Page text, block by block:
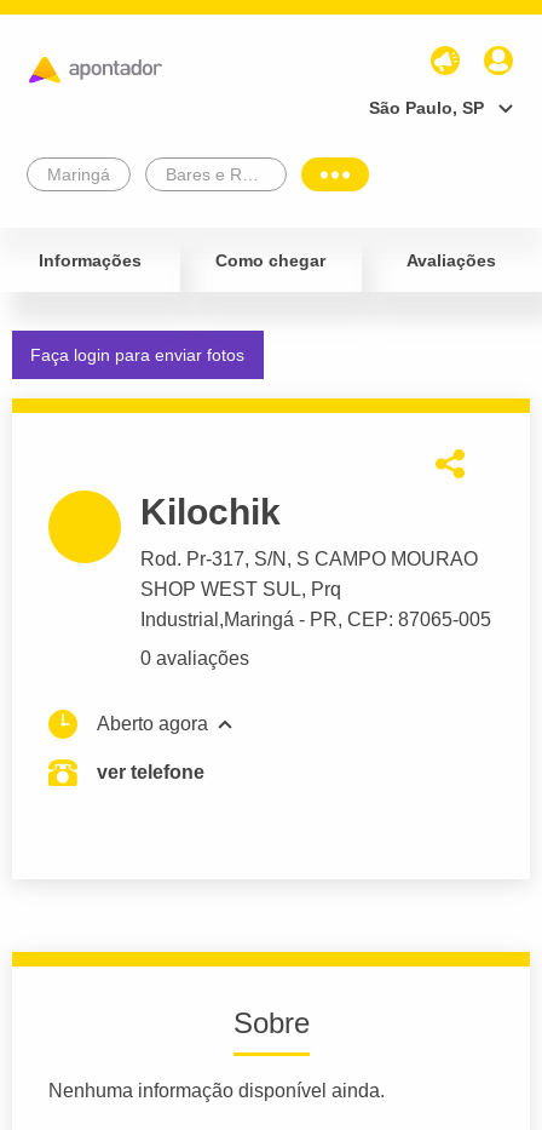
São Paulo, SP
Maringá
Informações Como chegar Avaliações
Faça login para enviar fotos
Kilochik
Rod. Pr-317, S/N, S CAMPO MOURAO
SHOP WEST SUL, Prq
Industrial,Maringá - PR, CEP: 87065-005
0 avaliações
Aberto agora
ver telefone
Sobre
Nenhuma informação disponível ainda.